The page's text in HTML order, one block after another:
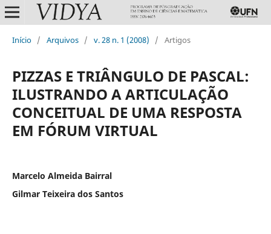
Início / Arquivos / v. 28 n. 1 (2008) / Artigos
PIZZAS E TRIÂNGULO DE PASCAL:
ILUSTRANDO A ARTICULAÇÃO
CONCEITUAL DE UMA RESPOSTA
EM FÓRUM VIRTUAL
Marcelo Almeida Bairral
Gilmar Teixeira dos Santos